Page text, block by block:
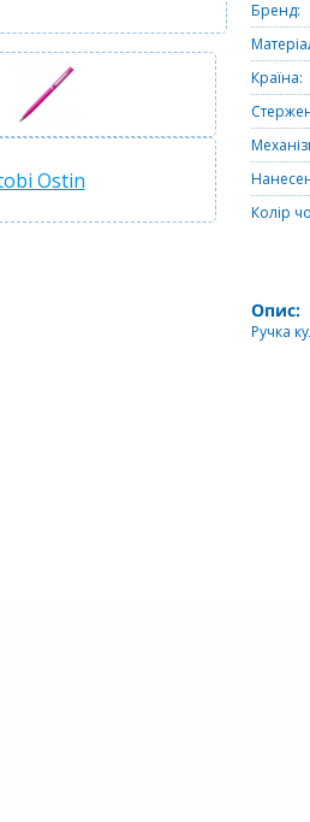
Бренд:
Країна:
Колір
Опис:
Ручка